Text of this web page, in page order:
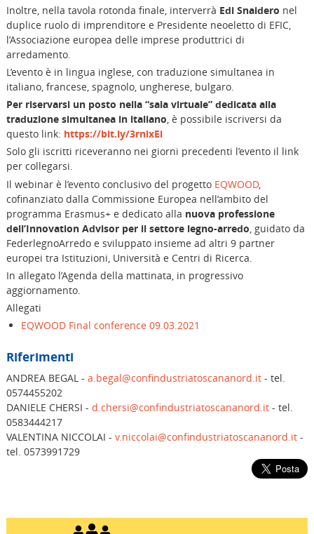
Inoltre, nella tavola rotonda finale, interverrà Edi Snaidero nel
duplice ruolo di imprenditore e Presidente neoeletto di EFIC,
l’Associazione europea delle imprese produttrici di
arredamento.
L’evento è in lingua inglese, con traduzione simultanea in
italiano, francese, spagnolo, ungherese, bulgaro.
Per riservarsi un posto nella “sala virtuale” dedicata alla
traduzione simultanea in italiano, è possibile iscriversi da
questo link: https://bit.ly/3rnlxEi
Solo gli iscritti riceveranno nei giorni precedenti l’evento il link
per collegarsi.
Il webinar è l’evento conclusivo del progetto EQWOOD,
cofinanziato dalla Commissione Europea nell’ambito del
programma Erasmus+ e dedicato alla nuova professione
dell’Innovation Advisor per il settore legno-arredo , guidato da
FederlegnoArredo e sviluppato insieme ad altri 9 partner
europei tra Istituzioni, Università e Centri di Ricerca.
In allegato l’Agenda della mattinata, in progressivo
aggiornamento.
Allegati
EQWOOD Final conference 09.03.2021
Riferimenti
ANDREA BEGAL - a.begal@confindustriatoscananord.it- tel.
0574455202
DANIELE CHERSI - d.chersi@confindustriatoscananord.it- tel.
0583444217
VALENTINA NICCOLAI - v.niccolai@confindustriatoscananord.it-
tel. 0573991729